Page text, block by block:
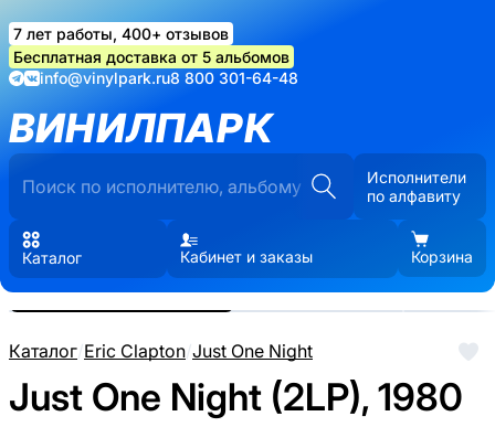
7 лет работы, 400+ отзывов
Бесплатная доставка от 5 альбомов
info@vinylpark.ru8 800 301-64-48
ВИНИЛПАРК
Исполнители
по алфавиту
Каталог Кабинет и заказы Корзина
Каталог/Eric Clapton/Just One Night
Just One Night (2LP), 1980
Реальные фото пластинки.
Нажмите, чтобы увеличить